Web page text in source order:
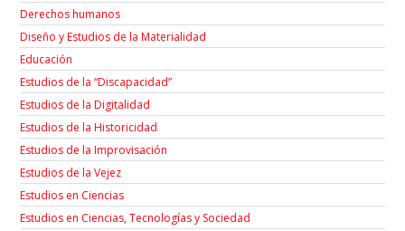
Derechos humanos
Diseño y Estudios de la Materialidad
Educación
Estudios de la “Discapacidad”
Estudios de la Digitalidad
Estudios de la Historicidad
Estudios de la Improvisación
Estudios de la Vejez
Estudios en Ciencias
Estudios en Ciencias, Tecnologías y Sociedad